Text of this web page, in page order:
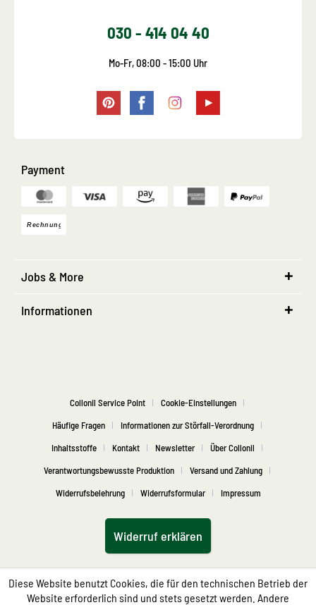
030 - 414 04 40
Mo-Fr, 08:00 - 15:00 Uhr
Payment
Jobs & More
Informationen
Collonil Service Point
Cookie-Einstellungen
Häufige Fragen
Informationen zur Störfall-Verordnung
Inhaltsstoffe
Kontakt Newsletter
Über Collonil
Verantwortungsbewusste Produktion
Versand und Zahlung
Widerrufsbelehrung
Widerrufsformular Impressum
Widerruf erklären
Diese Website benutzt Cookies, die für den technischen Betrieb der
Website erforderlich sind und stets gesetzt werden. Andere